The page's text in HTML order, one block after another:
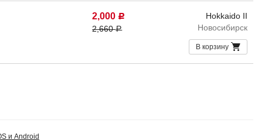
2,000 Р
2,660Р
Hokkaido II
Новосибирск
В корзину
и Android